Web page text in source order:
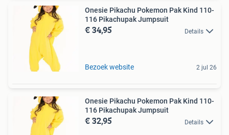
Onesie Pikachu Pokemon Pak Kind 110-
116 Pikachupak Jumpsuit
€ 34,95 Details
Bezoek website 2 jul 26
Onesie Pikachu Pokemon Pak Kind 110-
116 Pikachupak Jumpsuit
€ 32,95 Details